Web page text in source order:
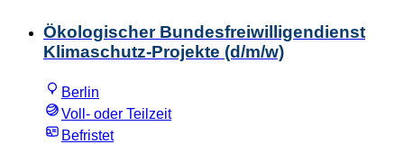
Ökologischer Bundesfreiwilligendienst
Klimaschutz-Projekte (d/m/w)
Berlin
Voll- oder Teilzeit
Befristet